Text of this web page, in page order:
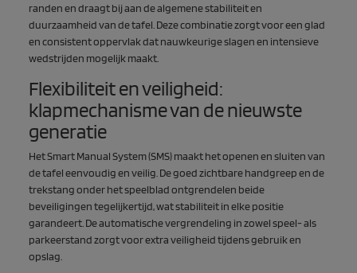
randen en draagt bij aan de algemene stabiliteit en
duurzaamheid van de tafel. Deze combinatie zorgt voor een glad
en consistent oppervlak dat nauwkeurige slagen en intensieve
wedstrijden mogelijk maakt.
Flexibiliteit en veiligheid:
klapmechanisme van de nieuwste
generatie
HetSmart Manual System (SMS)maakt het openen en sluiten van
de tafel eenvoudig en veilig. De goed zichtbare handgreep en de
trekstang onder het speelblad ontgrendelen beide
beveiligingen tegelijkertijd, wat stabiliteit in elke positie
garandeert. De automatische vergrendeling in zowel speel- als
parkeerstand zorgt voor extra veiligheid tijdens gebruik en
opslag.